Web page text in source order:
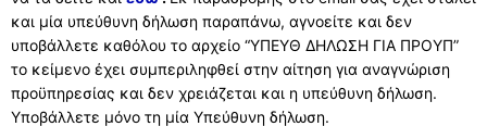
και μία υπεύθυνη δήλωση παραπάνω, αγνοείτε και δεν
υποβάλλετε καθόλου το αρχείο “ΥΠΕΥΘ ΔΗΛΩΣΗ ΓΙΑ ΠΡΟΥΠ”
το κείμενο έχει συμπεριληφθεί στην αίτηση για αναγνώριση
προϋπηρεσίας και δεν χρειάζεται και η υπεύθυνη δήλωση.
Υποβάλλετε μόνο τη μία Υπεύθυνη δήλωση.